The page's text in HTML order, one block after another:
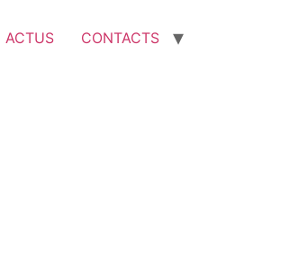
ACTUS CONTACTS